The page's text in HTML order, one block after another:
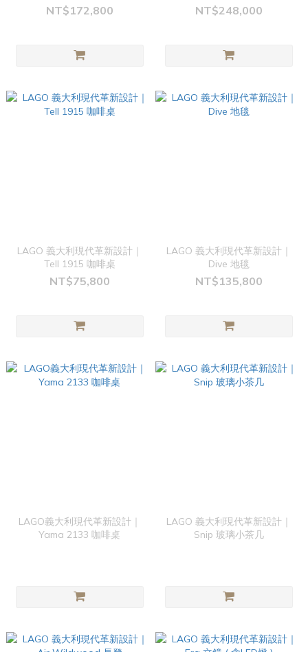
NT$172,800 NT$248,000
LAGO 義大利現代革新設計｜
Tell 1915 咖啡桌
NT$75,800
LAGO 義大利現代革新設計｜
Dive 地毯
NT$135,800
LAGO義大利現代革新設計｜
Yama 2133 咖啡桌
LAGO 義大利現代革新設計｜
Snip 玻璃小茶几